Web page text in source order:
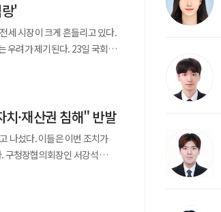
한다는 계획이다. 한편
경험을 보유하고 있으며 향후
.
문제를 제기했고 조합 내부
무대행 체제를 확립하겠다”며
를 이어갈 수 있도록 하겠다”고
추진 중이다. '성수1구역
합안이 상충할 경우 조합 임의
입찰 참여를 거부했고 결국
'
세 시장이 크게 흔들리고 있다.
제기된다. 23일 국회
‘주택임대차보호법
까지 제출해야 하며 주택을
보증금 보호 장치도 마련해
대항력
취지도 담겼다. 계약 만료 6개월
.
·재산권 침해" 반발
나섰다. 이들은 이번 조치가
제 확대 지정은 지방정부와